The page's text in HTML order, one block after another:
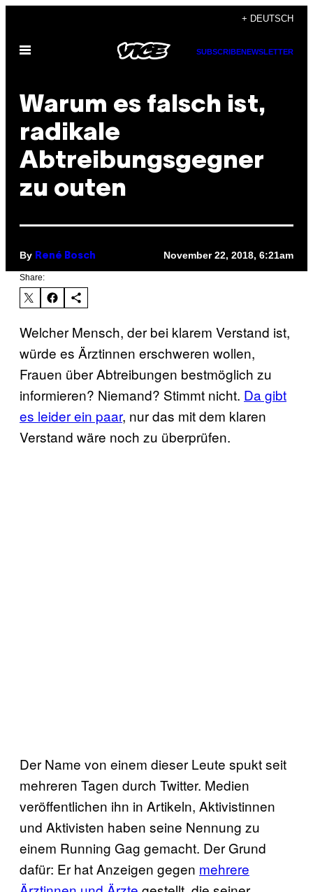
content
+ DEUTSCH
Open
SUBSCRIBENEWSLETTER
Warum es falsch ist,
radikale
Abtreibungsgegner
zu outen
By René Bosch November 22, 2018, 6:21am
Share:
Welcher Mensch, der bei klarem Verstand ist,
würde es Ärztinnen erschweren wollen,
Frauen über Abtreibungen bestmöglich zu
informieren? Niemand? Stimmt nicht. Da gibt
es leider ein paar, nur das mit dem klaren
Verstand wäre noch zu überprüfen.
Der Name von einem dieser Leute spukt seit
mehreren Tagen durch Twitter. Medien
veröffentlichen ihn in Artikeln, Aktivistinnen
und Aktivisten haben seine Nennung zu
einem Running Gag gemacht. Der Grund
dafür: Er hat Anzeigen gegen mehrere